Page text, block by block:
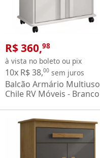
R$ 360,98
à vista no boleto ou pix
10x R$ 38,00 sem juros
Balcão Armário Multiuso
Chile RV Móveis - Branco